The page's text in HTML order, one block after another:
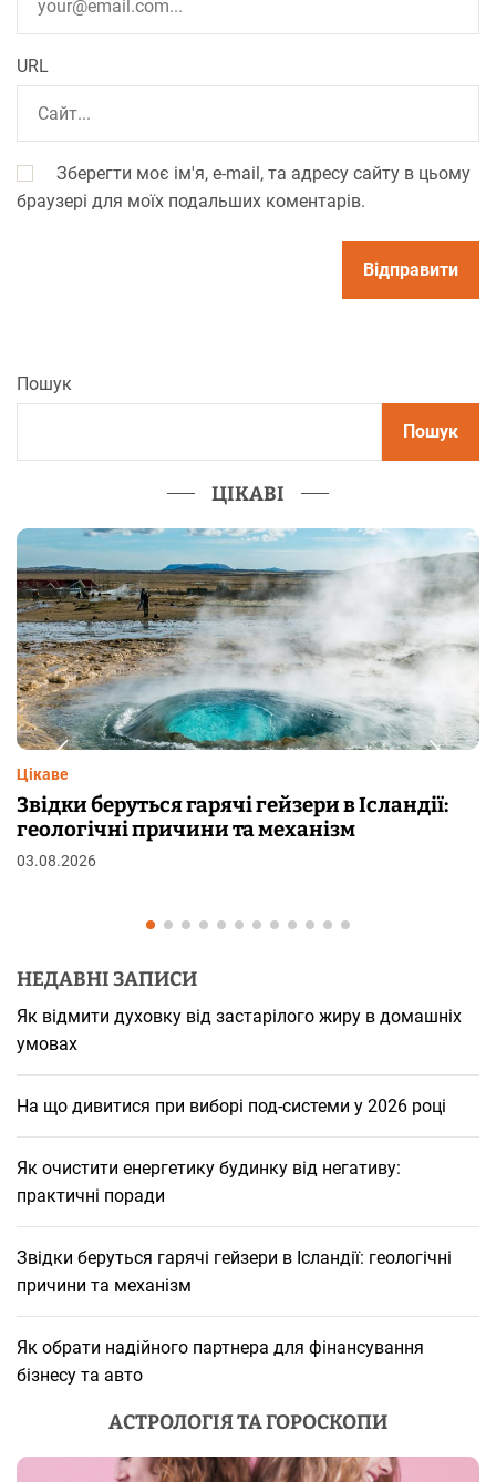
URL
Зберегти моє ім'я, e-mail, та адресу сайту в цьому
браузері для моїх подальших коментарів.
Пошук
Пошук
ЦІКАВІ
Цікаве
Чому від переляку з’являються мурашки на
шкірі: фізіологія пілоерекції
29.07.2026
НЕДАВНІ ЗАПИСИ
Як відмити духовку від застарілого жиру в домашніх
умовах
На що дивитися при виборі под-системи у 2026 році
Як очистити енергетику будинку від негативу:
практичні поради
Звідки беруться гарячі гейзери в Ісландії: геологічні
причини та механізм
Як обрати надійного партнера для фінансування
бізнесу та авто
АСТРОЛОГІЯ ТА ГОРОСКОПИ